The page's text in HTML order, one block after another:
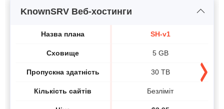
KnownSRV Веб-хостинги
Назва плана
Сховище
Пропускна здатність
Кількість сайтів
SH-v1
5 GB
30 TB
Безліміт